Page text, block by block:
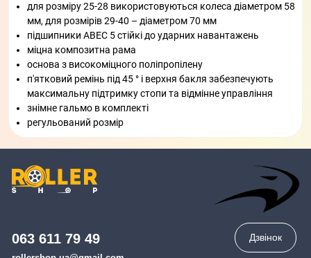
для розміру 25-28 використовуються колеса діаметром 58
мм, для розмірів 29-40 – діаметром 70 мм
підшипники ABEC 5 стійкі до ударних навантажень
міцна композитна рама
основа з високоміцного поліпропілену
п'ятковий ремінь під 45 ° і верхня бакля забезпечують
максимальну підтримку стопи та відмінне управління
знімне гальмо в комплекті
регульований розмір
063 611 79 49 Дзвінок